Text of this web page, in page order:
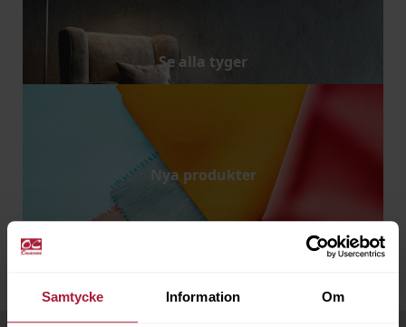
Samtycke Information Om
Se alla tyger
Nya produkter